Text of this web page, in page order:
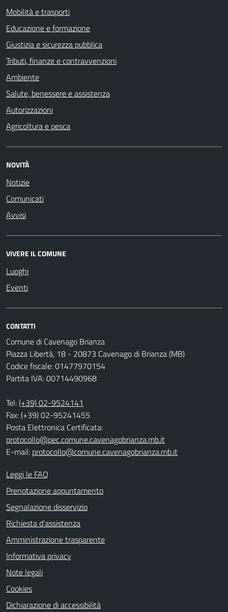
Mobilità e trasporti
Educazione e formazione
Giustizia e sicurezza pubblica
Tributi, finanze e contravvenzioni
Ambiente
Salute, benessere e assistenza
Autorizzazioni
Agricoltura e pesca
NOVITÀ
Notizie
Comunicati
Avvisi
VIVERE IL COMUNE
Luoghi
Eventi
CONTATTI
Comune di Cavenago Brianza
Piazza Libertà, 18 - 20873 Cavenago di Brianza (MB)
Codice fiscale: 01477970154
Partita IVA: 00714490968
Tel:(+39) 02-9524141
Fax: (+39) 02-95241455
Posta Elettronica Certificata:
protocollo@pec.comune.cavenagobrianza.mb.it
E-mail: protocollo@comune.cavenagobrianza.mb.it
Leggi le FAQ
Prenotazione appuntamento
Segnalazione disservizio
Richiesta d'assistenza
Amministrazione trasparente
Informativa privacy
Note legali
Cookies
Dichiarazione di accessibilità